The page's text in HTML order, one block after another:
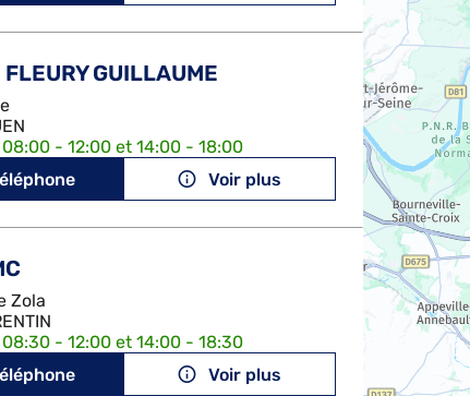
FLEURY GUILLAUME
- 12:00 et 14:00 - 18:00
Voir plus
Zola
- 12:00 et 14:00 - 18:30
Voir plus